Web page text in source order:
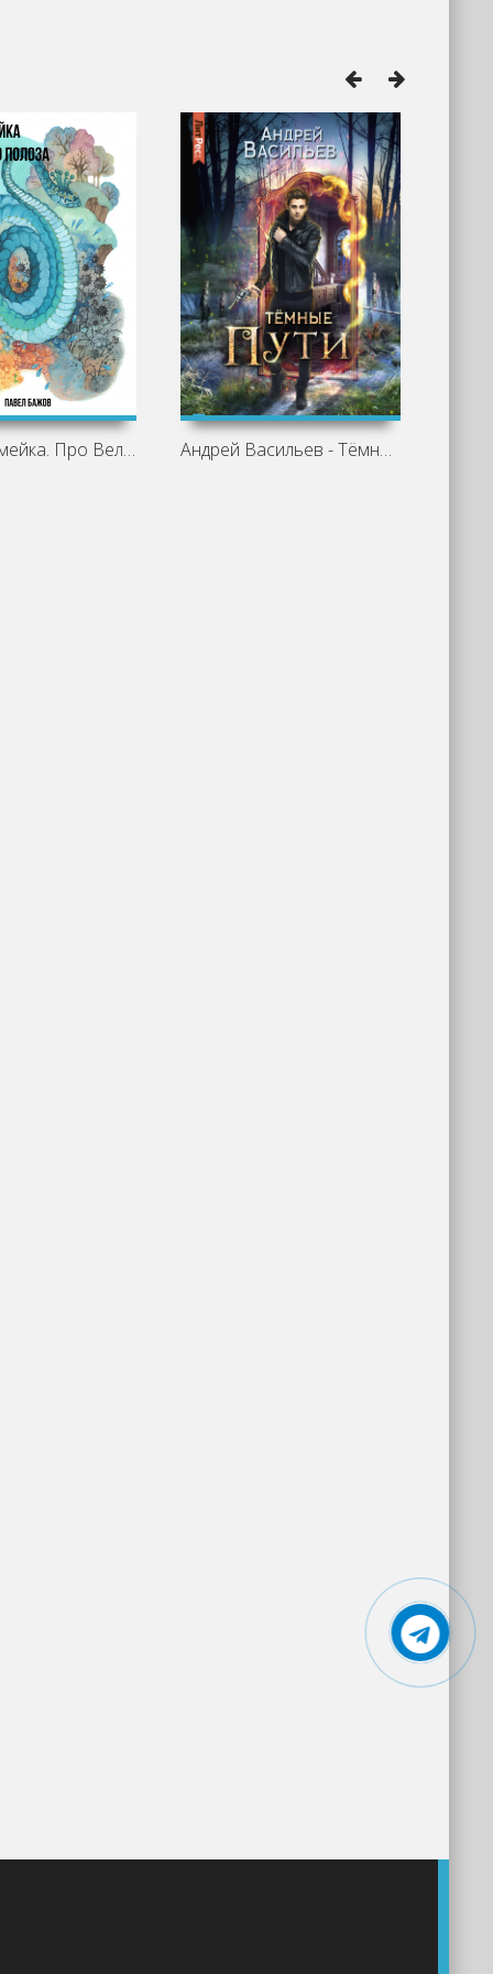
Голубая змейка. Про Великого Полоза - Андрей Васильев - Тёмные пути